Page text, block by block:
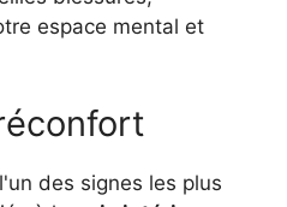
espace mental et
des signes les plus